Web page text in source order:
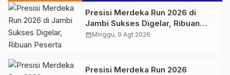
Presisi Merdeka Run 2026 di
Jambi Sukses Digelar, Ribuan
Peserta Ramaikan Event Nasional
calendar_monthMinggu, 9 Agt 2026
Presisi Merdeka Run 2026